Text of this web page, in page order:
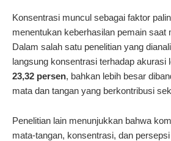
Konsentrasi muncul sebagai faktor
menentukan keberhasilan pemain saat
Dalam salah satu penelitian yang
langsung konsentrasi terhadap akurasi
23,32 persen, bahkan lebih besar
mata dan tangan yang berkontribusi
Penelitian lain menunjukkan bahwa
mata-tangan, konsentrasi, dan